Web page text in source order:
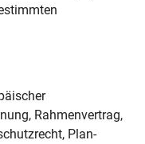
Rahmenvertrag,
Plan-